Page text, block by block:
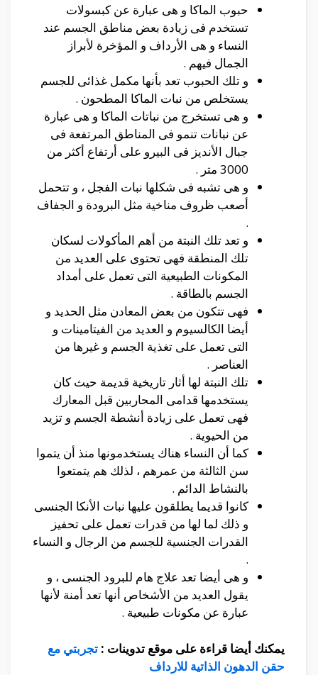
حبوب الماكا و هى عبارة عن كبسولات
تستخدم فى زيادة بعض مناطق الجسم عند
النساء و هى الأرداف و المؤخرة لأبراز
الجمال فيهم .
و تلك الحبوب تعد بأنها مكمل غذائى للجسم
يستخلص من نبات الماكا المطحون .
و هى تستخرج من نباتات الماكا و هى عبارة
عن نبانات تنمو فى المناطق المرتفعة فى
جبال الأنديز فى البيرو على أرتفاع أكثر من
3000 متر .
و هى تشبه فى شكلها نبات الفجل ، و تتحمل
أصعب ظروف مناخية مثل البرودة و الجفاف
.
و تعد تلك النبتة من أهم المأكولات لسكان
تلك المنطقة فهى تحتوى على العديد من
المكونات الطبيعية التى تعمل على أمداد
الجسم بالطاقة .
فهى تتكون من بعض المعادن مثل الحديد و
أيضا الكالسيوم و العديد من الفيتامينات و
التى تعمل على تغذية الجسم و غيرها من
العناصر .
تلك النبتة لها أثار تاريخية قديمة حيث كان
يستخدمها قدامى المحاربين قبل المعارك
فهى تعمل على زيادة أنشطة الجسم و تزيد
من الحيوية .
كما أن النساء هناك يستخدمونها منذ أن يتموا
سن الثالثة من عمرهم ، لذلك هم يتمتعوا
بالنشاط الدائم .
كانوا قديما يطلقون عليها نبات الأنكا الجنسى
و ذلك لما لها من قدرات تعمل على تحفيز
القدرات الجنسية للجسم من الرجال و النساء
.
و هى أيضا تعد علاج هام للبرود الجنسى ، و
يقول العديد من الأشخاص أنها تعد أمنة لأنها
عبارة عن مكونات طبيعية .
يمكنك أيضا قراءة على موقع تدوينات : تجربتي مع
حقن الدهون الذاتية للارداف